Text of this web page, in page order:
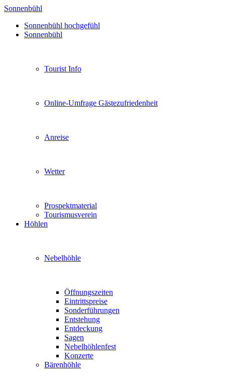
Sonnenbühl
Sonnenbühl hochgefühl
Sonnenbühl
Tourist Info
Online-Umfrage Gästezufriedenheit
Anreise
Wetter
Prospektmaterial
Tourismusverein
Höhlen
Nebelhöhle
Öffnungszeiten
Eintrittspreise
Sonderführungen
Entstehung
Entdeckung
Sagen
Nebelhöhlenfest
Konzerte
Bärenhöhle